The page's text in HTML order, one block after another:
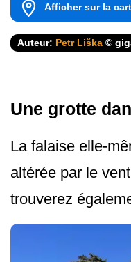
Afficher sur la
Auteur: Petr Liška ©
Une grotte
La falaise elle-
altérée par le
trouverez